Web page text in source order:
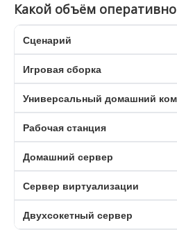
Какой объём
Сценарий
Игровая сборка
Универсальный домашний
Рабочая станция
Домашний сервер
Сервер виртуализации
Двухсокетный сервер